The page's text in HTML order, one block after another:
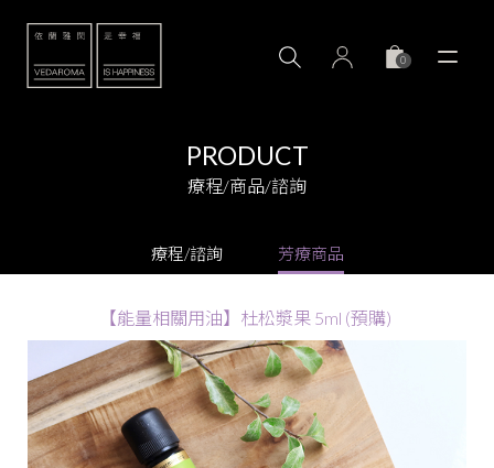
0
PRODUCT
療程/商品/諮詢
療程/諮詢 芳療商品
【能量相關用油】杜松漿果 5ml (預購)